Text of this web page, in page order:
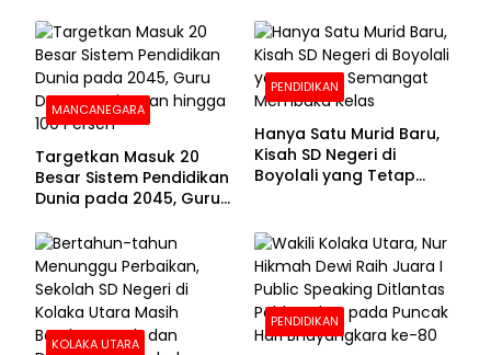
Sekolah
MANCANEGARA
Targetkan Masuk 20
Besar Sistem Pendidikan
Dunia pada 2045, Guru
100 Persen
PENDIDIKAN
Hanya Satu Murid Baru,
Kisah SD Negeri di
Boyolali yang Tetap
KOLAKA UTARA
PENDIDIKAN